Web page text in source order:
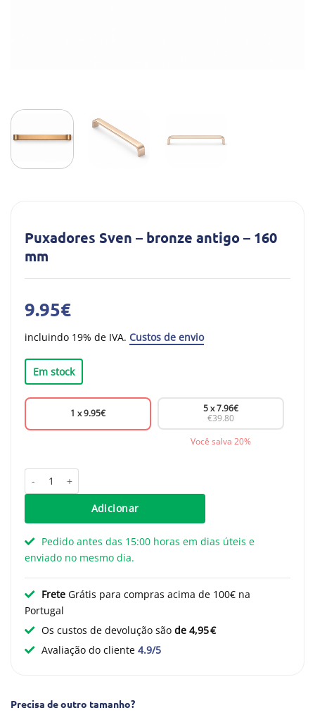
Puxadores Sven – bronze antigo – 160
mm
9.95€
incluindo 19% de IVA. Custos de envio
Em stock
1 x9.95€ 5 x7.96€
€39.80
Você salva 20%
Adicionar
Pedido antes das 15:00 horas em dias úteis e
enviado no mesmo dia.
Frete Grátis para compras acima de 100€ na
Portugal
Os custos de devolução são de 4,95 €
Avaliação do cliente 4.9/5
Precisa de outro tamanho?